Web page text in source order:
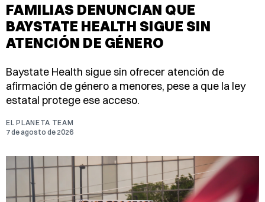
FAMILIAS DENUNCIAN QUE
BAYSTATE HEALTH SIGUE SIN
ATENCIÓN DE GÉNERO
Baystate Health sigue sin ofrecer atención de
afirmación de género a menores, pese a que la ley
estatal protege ese acceso.
EL PLANETA TEAM
7 de agosto de 2026